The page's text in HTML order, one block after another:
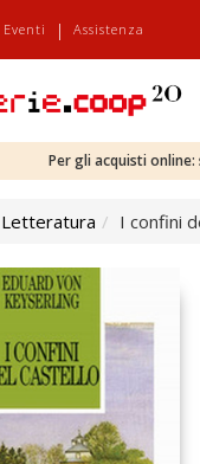
Eventi | Assistenza
Per gli acquisti
Letteratura I confini